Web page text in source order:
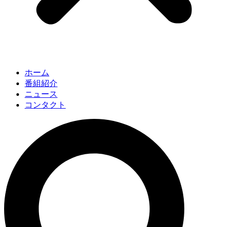
ホーム
番組紹介
ニュース
コンタクト